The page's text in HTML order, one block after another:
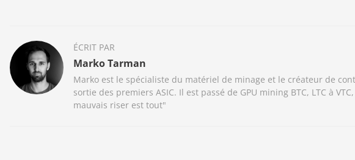
ÉCRIT PAR
Marko Tarman
Marko est le spécialiste du matériel de minage et le créateur de
sortie des premiers ASIC. Il est passé de GPU mining BTC, LTC à
mauvais riser est tout"